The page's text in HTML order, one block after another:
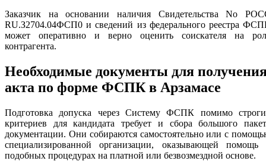
Заказчик на основании наличия Свидетельства No
RU.З2704.04ФСП0 и сведений из федерального реестра
может оперативно и верно оценить соискателя на
контрагента.
Необходимые документы для
акта по форме ФСПК в Арзамасе
Подготовка допуска через Систему ФСПК помимо
критериев для кандидата требует и сбора большого
документации. Они собираются самостоятельно или с
специализированной организации, оказывающей помощь
подобных процедурах на платной или безвозмездной основе.